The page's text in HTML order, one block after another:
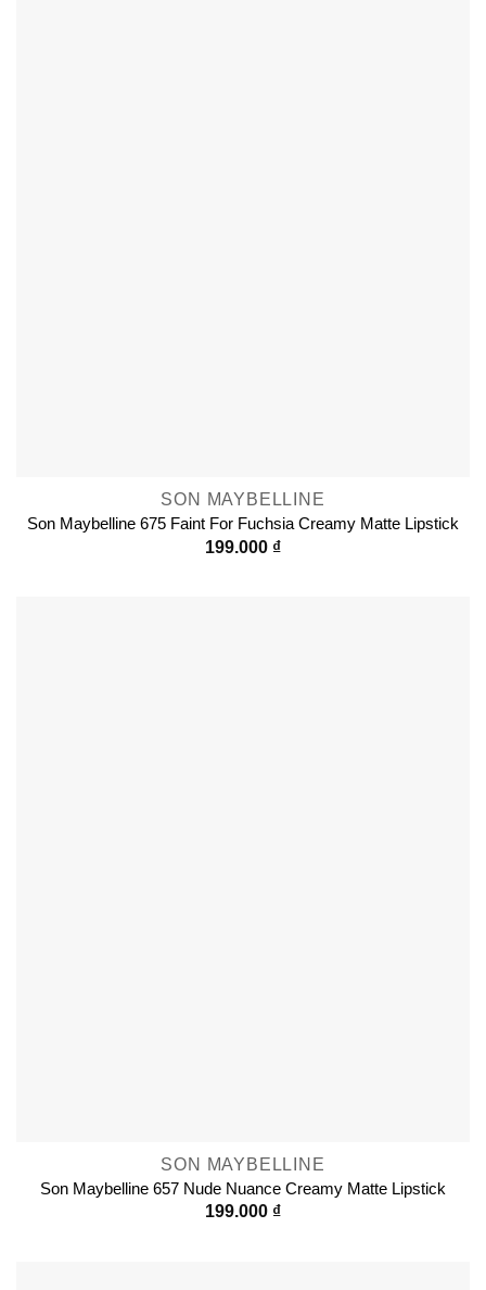
SON MAYBELLINE
Son Maybelline 675 Faint For Fuchsia Creamy Matte Lipstick
199.000 ₫
SON MAYBELLINE
Son Maybelline 657 Nude Nuance Creamy Matte Lipstick
199.000 ₫